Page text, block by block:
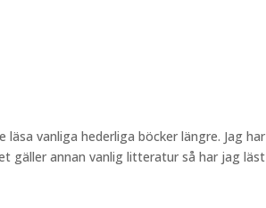
vanliga hederliga böcker längre. Jag har
gäller annan vanlig litteratur så har jag läst